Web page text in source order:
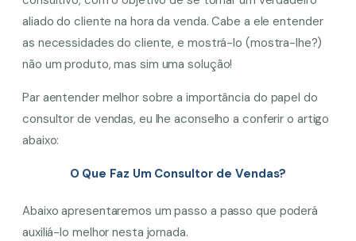
aliado do cliente na hora da venda. Cabe a ele entender
as necessidades do cliente, e mostrá-lo (mostra-lhe?)
não um produto, mas sim uma solução!
Par aentender melhor sobre a importância do papel do
consultor de vendas, eu lhe aconselho a conferir o artigo
abaixo:
O Que Faz Um Consultor de Vendas?
Abaixo apresentaremos um passo a passo que poderá
auxiliá-lo melhor nesta jornada.